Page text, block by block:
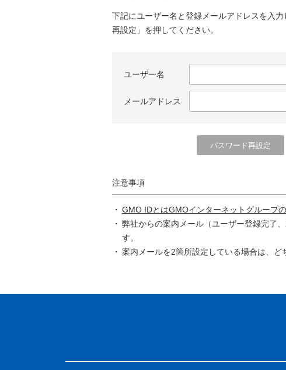
下記にユーザー名と登録メールアドレスを入
再設定」を押してください。
ユーザー名
メールアドレス
注意事項
GMO IDとはGMOインターネットグループ
弊社からの案内メール（ユーザー登録完了
す。
案内メールを2箇所設定している場合は、ど